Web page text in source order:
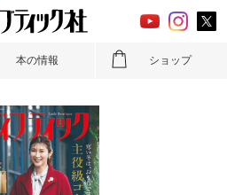
本の情報 ショップ